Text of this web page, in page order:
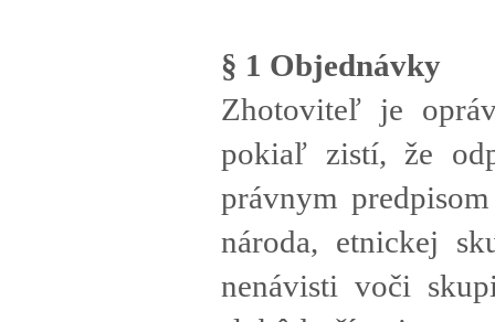
§ 1 Objednávky
Zhotoviteľ je
pokiaľ zistí, že
právnym
národa, etnickej
nenávisti voči